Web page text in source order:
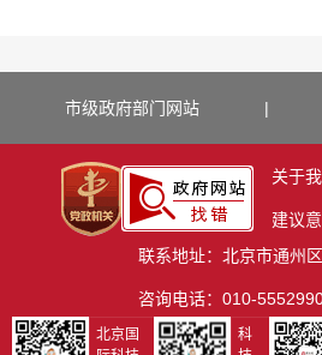
市级政府部门网站 |
关于
建议
联系地址：北京市通州
咨询电话：010-
北京国
科